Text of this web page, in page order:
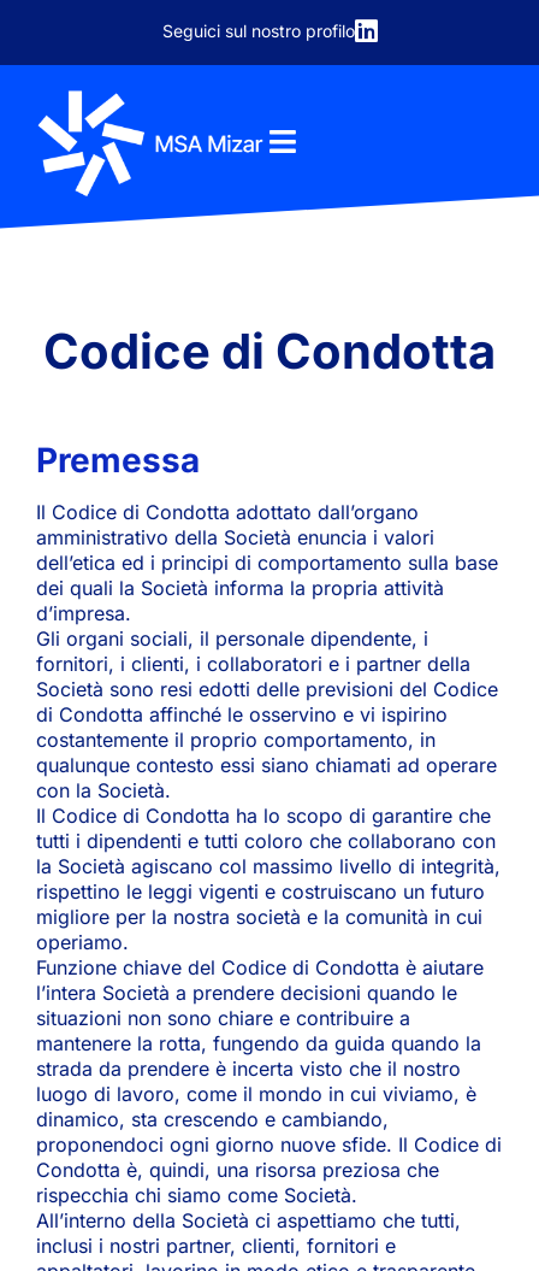
Seguici sul nostro profilo
Codice di Condotta
Premessa
Il Codice di Condotta adottato dall’organo
amministrativo della Società enuncia i valori
dell’etica ed i principi di comportamento sulla base
dei quali la Società informa la propria attività
d’impresa.
Gli organi sociali, il personale dipendente, i
fornitori, i clienti, i collaboratori e i partner della
Società sono resi edotti delle previsioni del Codice
di Condotta affinché le osservino e vi ispirino
costantemente il proprio comportamento, in
qualunque contesto essi siano chiamati ad operare
con la Società.
Il Codice di Condotta ha lo scopo di garantire che
tutti i dipendenti e tutti coloro che collaborano con
la Società agiscano col massimo livello di integrità,
rispettino le leggi vigenti e costruiscano un futuro
migliore per la nostra società e la comunità in cui
operiamo.
Funzione chiave del Codice di Condotta è aiutare
l’intera Società a prendere decisioni quando le
situazioni non sono chiare e contribuire a
mantenere la rotta, fungendo da guida quando la
strada da prendere è incerta visto che il nostro
luogo di lavoro, come il mondo in cui viviamo, è
dinamico, sta crescendo e cambiando,
proponendoci ogni giorno nuove sfide. Il Codice di
Condotta è, quindi, una risorsa preziosa che
rispecchia chi siamo come Società.
All’interno della Società ci aspettiamo che tutti,
inclusi i nostri partner, clienti, fornitori e